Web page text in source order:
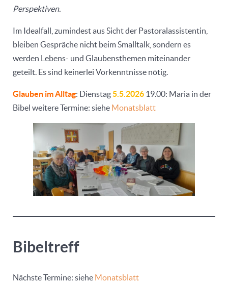
Perspektiven.
Im Idealfall, zumindest aus Sicht der Pastoralassistentin,
bleiben Gespräche nicht beim Smalltalk, sondern es
werden Lebens- und Glaubensthemen miteinander
geteilt. Es sind keinerlei Vorkenntnisse nötig.
Glauben im Alltag: Dienstag5.5.2026 19.00: Maria in der
Bibel weitere Termine: siehe Monatsblatt
Bibeltreff
Nächste Termine: siehe Monatsblatt